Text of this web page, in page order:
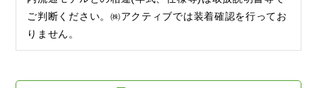
ご判断ください。㈱アクティブでは装着確認を行ってお
りません。